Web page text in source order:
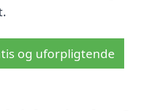
og uforpligtende